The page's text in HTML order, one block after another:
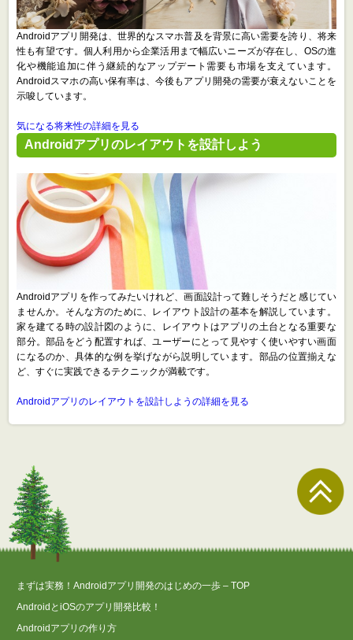
Androidアプリ開発は、世界的なスマホ普及を背景に高い需要を誇り、将来
性も有望です。個人利用から企業活用まで幅広いニーズが存在し、OSの進
化や機能追加に伴う継続的なアップデート需要も市場を支えています。
Androidスマホの高い保有率は、今後もアプリ開発の需要が衰えないことを
示唆しています。
気になる将来性の詳細を見る
Androidアプリのレイアウトを設計しよう
Androidアプリを作ってみたいけれど、画面設計って難しそうだと感じてい
ませんか。そんな方のために、レイアウト設計の基本を解説しています。
家を建てる時の設計図のように、レイアウトはアプリの土台となる重要な
部分。部品をどう配置すれば、ユーザーにとって見やすく使いやすい画面
になるのか、具体的な例を挙げながら説明しています。部品の位置揃えな
ど、すぐに実践できるテクニックが満載です。
Androidアプリのレイアウトを設計しようの詳細を見る
まずは実務！Androidアプリ開発のはじめの一歩 – TOP
AndroidとiOSのアプリ開発比較！
Androidアプリの作り方